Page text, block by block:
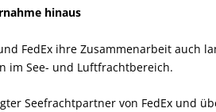
hinaus
FedEx ihre Zusammenarbeit auch
im See- und Luftfrachtbereich.
Seefrachtpartner von FedEx und